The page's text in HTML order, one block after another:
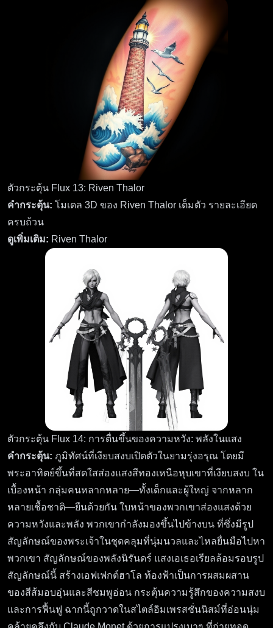
ตัวกระตุ้น Flux 13: Riven Thalor
คำกระตุ้น: โมเดล 3D ของ Riven Thalor เต็มตัว รายละเอียด
ครบถ้วน
ดูเพิ่มเติม: Riven Thalor
ตัวกระตุ้น Flux 14: การตื่นขึ้นของความหวัง: พลังในแสง
คำกระตุ้น: ภูมิทัศน์ที่เงียบสงบเปิดตัวในยามรุ่งอรุณ โดยมี
พระอาทิตย์ขึ้นที่สดใสส่องแสงสีทองเหนือหุบเขาที่เงียบสงบ ใน
เบื้องหน้า กลุ่มคนหลากหลาย—ทั้งเด็กและผู้ใหญ่ จากหลาก
หลายเชื้อชาติ—ยืนด้วยกัน ใบหน้าของพวกเขาส่องแสงด้วย
ความหวังและพลัง พวกเขากำลังมองขึ้นไปข้างบน ที่ซึ่งมีรูป
สัญลักษณ์ของพระเจ้าในชุดคลุมที่นุ่มนวลและไหลยื่นมือไปหา
พวกเขา สัญลักษณ์ของพลังนิรันดร์ แสงเอเธอเรียลล้อมรอบรูป
สัญลักษณ์นี้ สร้างเอฟเฟกต์ฮาโล ท้องฟ้าเป็นการผสมผสาน
ของสีส้มอบอุ่นและสีชมพูอ่อน กระตุ้นความรู้สึกของความสงบ
และการฟื้นฟู ฉากนี้ถูกวาดในสไตล์อิมเพรสชั่นนิสม์ที่อ่อนนุ่ม